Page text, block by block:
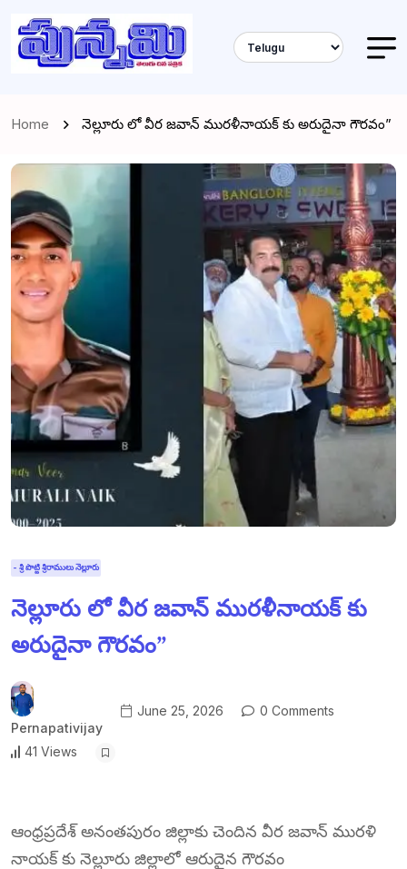
Home నెల్లూరు లో వీర జవాన్ మురళీనాయక్ కు అరుదైనా గౌరవం”
- శ్రీ పొట్టి శ్రీరాములు నెల్లూరు
నెల్లూరు లో వీర జవాన్ మురళీనాయక్ కు
అరుదైనా గౌరవం”
Pernapativijay
June 25, 2026 0 Comments
41 Views
ఆంధ్రప్రదేశ్ అనంతపురం జిల్లాకు చెందిన వీర జవాన్ మురళి
నాయక్ కు నెల్లూరు జిల్లాలో ఆరుదైన గౌరవం